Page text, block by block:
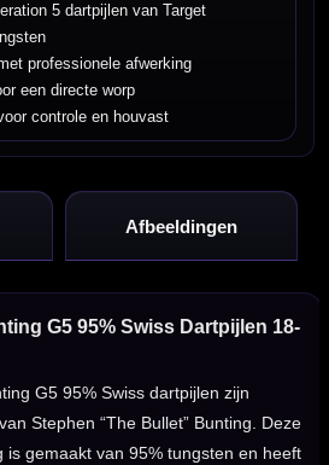
5 dartpijlen van Target
professionele afwerking
een directe worp
controle en houvast
Afbeeldingen
G5 95% Swiss Dartpijlen 18-
G5 95% Swiss dartpijlen zijn
Stephen “The Bullet” Bunting. Deze
is gemaakt van 95% tungsten en heeft